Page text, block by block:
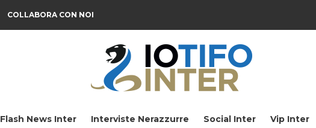
COLLABORA CON NOI
Flash News Inter Interviste Nerazzurre Social Inter Vip Inter